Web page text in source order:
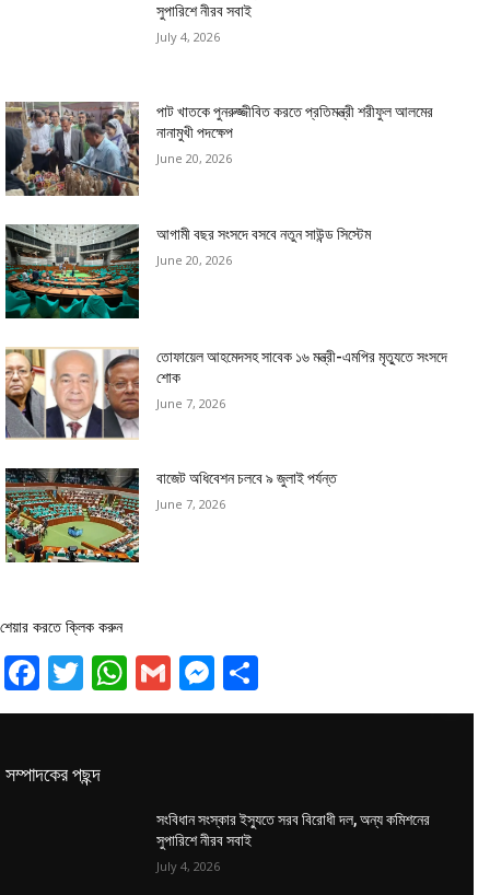
সুপারিশে নীরব সবাই
July 4, 2026
পাট খাতকে পুনরুজ্জীবিত করতে প্রতিমন্ত্রী শরীফুল আলমের
নানামুখী পদক্ষেপ
June 20, 2026
আগামী বছর সংসদে বসবে নতুন সাউন্ড সিস্টেম
June 20, 2026
তোফায়েল আহমেদসহ সাবেক ১৬ মন্ত্রী-এমপির মৃত্যুতে সংসদে
শোক
June 7, 2026
বাজেট অধিবেশন চলবে ৯ জুলাই পর্যন্ত
June 7, 2026
শেয়ার করতে ক্লিক করুন
Facebook
Twitter
WhatsApp
GmailMessenger
সম্পাদকের পছন্দ
সংবিধান সংস্কার ইস্যুতে সরব বিরোধী দল, অন্য কমিশনের
সুপারিশে নীরব সবাই
July 4, 2026